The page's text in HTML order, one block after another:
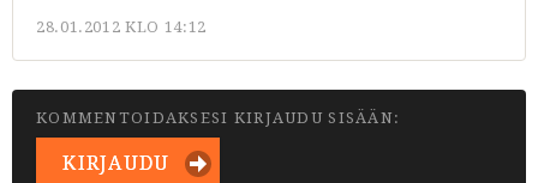
28.01.2012 KLO 14:12
KOMMENTOIDAKSESI KIRJAUDU SISÄÄN:
KIRJAUDU